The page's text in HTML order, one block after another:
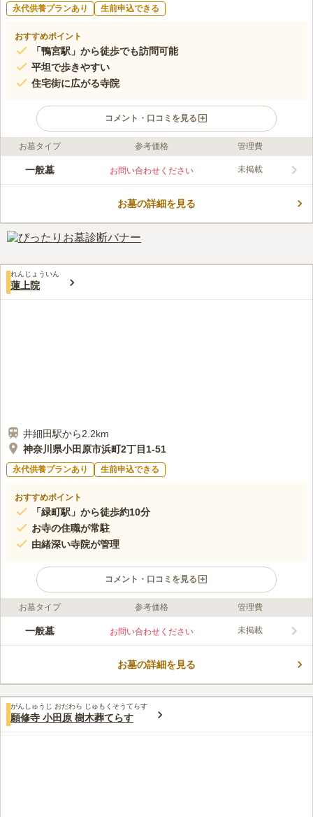
永代供養プランあり 生前申込できる
おすすめポイント
「鴨宮駅」から徒歩でも訪問可能
平坦で歩きやすい
住宅街に広がる寺院
コメント・口コミを見る
ライフドット編集部のコメント
弘経寺は相模湾に近く、西湘バイパス「小田原インター」から車
車椅子の方でも訪問しやすいです。また、駐車場があることで車
す。
口コミ評価
50代男性
花屋等は近くにないので、とても不便供え物や花は前日に自宅周
辺で買っておいてお墓参りする食事等をするお店も近くにないので、何か
ある時は少し遠いが車で食事等の出来る場所まで行くとても不便
お墓タイプ 参考価格 管理費
一般墓 お問い合わせください 未掲載
お墓の詳細を見る
れんじょういん
蓮上院
井細田駅から2.2km
神奈川県小田原市浜町2丁目1-51
永代供養プランあり 生前申込できる
おすすめポイント
「緑町駅」から徒歩約10分
お寺の住職が常駐
由緒深い寺院が管理
コメント・口コミを見る
ライフドット編集部のコメント
東寺真言宗の蓮上院の寺院墓地です。お寺が管理しているため境
こえてきます。そのため、墓地特有の寂しさはありません。 最
口コミ評価
みんなの評価
4.3 口コミ
最寄り駅には駅ビルがあるので、お参りに必要なものをなんでも
お墓タイプ 参考価格 管理費
一般墓 お問い合わせください 未掲載
お墓の詳細を見る
がんしゅうじ おだわら じゅもくそうてらす
願修寺 小田原 樹木葬てらす